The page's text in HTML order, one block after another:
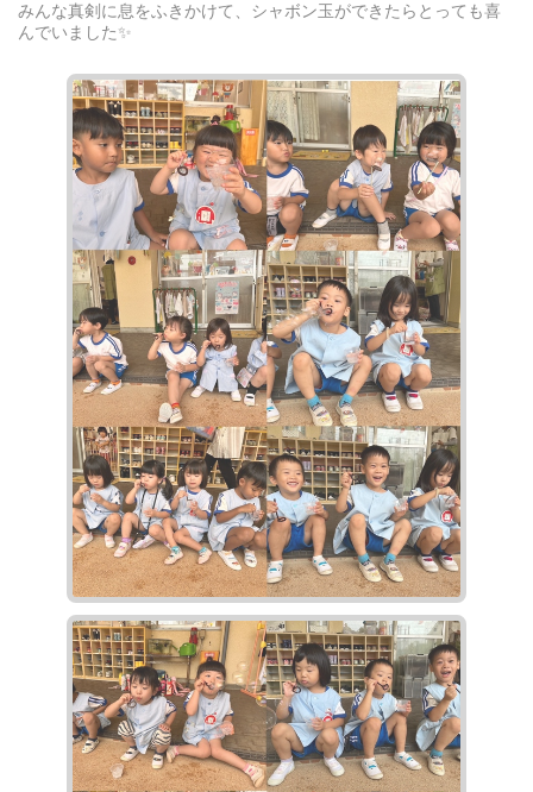
みんな真剣に息をふきかけて、シャボン玉ができたらとっても喜
んでいました✨